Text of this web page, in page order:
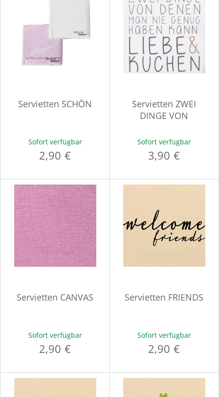
Servietten SCHÖN
Sofort verfügbar
2,90 €
Servietten ZWEI
DINGE VON
Sofort verfügbar
3,90 €
Servietten CANVAS
Sofort verfügbar
2,90 €
Servietten FRIENDS
Sofort verfügbar
2,90 €